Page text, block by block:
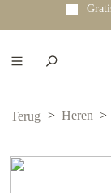
hoofdinhoud
Terug Heren